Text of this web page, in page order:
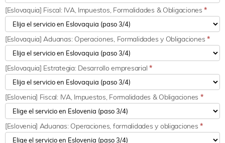
[Eslovaquia] Fiscal: IVA, Impuestos, Formalidades & Obligaciones*
[Eslovaquia] Aduanas: Operaciones, Formalidades y Obligaciones *
[Eslovaquia] Estrategia: Desarrollo empresarial*
[Eslovenia] Fiscal: IVA, Impuestos, Formalidades & Obligaciones *
[Eslovenia] Aduanas: Operaciones, formalidades y obligaciones*